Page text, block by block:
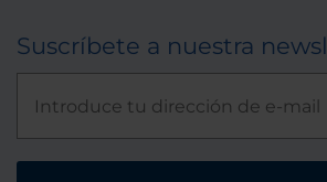
Suscríbete a nuestra